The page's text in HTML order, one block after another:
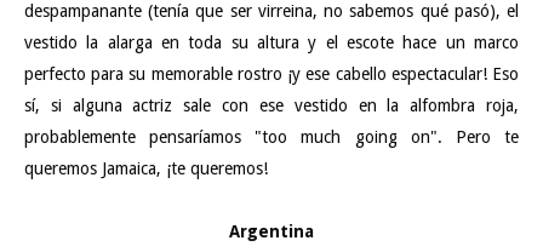
despampanante (tenía que ser virreina, no sabemos qué pasó), el
vestido la alarga en toda su altura y el escote hace un marco
perfecto para su memorable rostro ¡y ese cabello espectacular! Eso
sí, si alguna actriz sale con ese vestido en la alfombra roja,
probablemente pensaríamos "too much going on". Pero te
queremos Jamaica, ¡te queremos!
Argentina